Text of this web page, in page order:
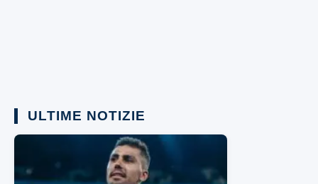
ULTIME NOTIZIE